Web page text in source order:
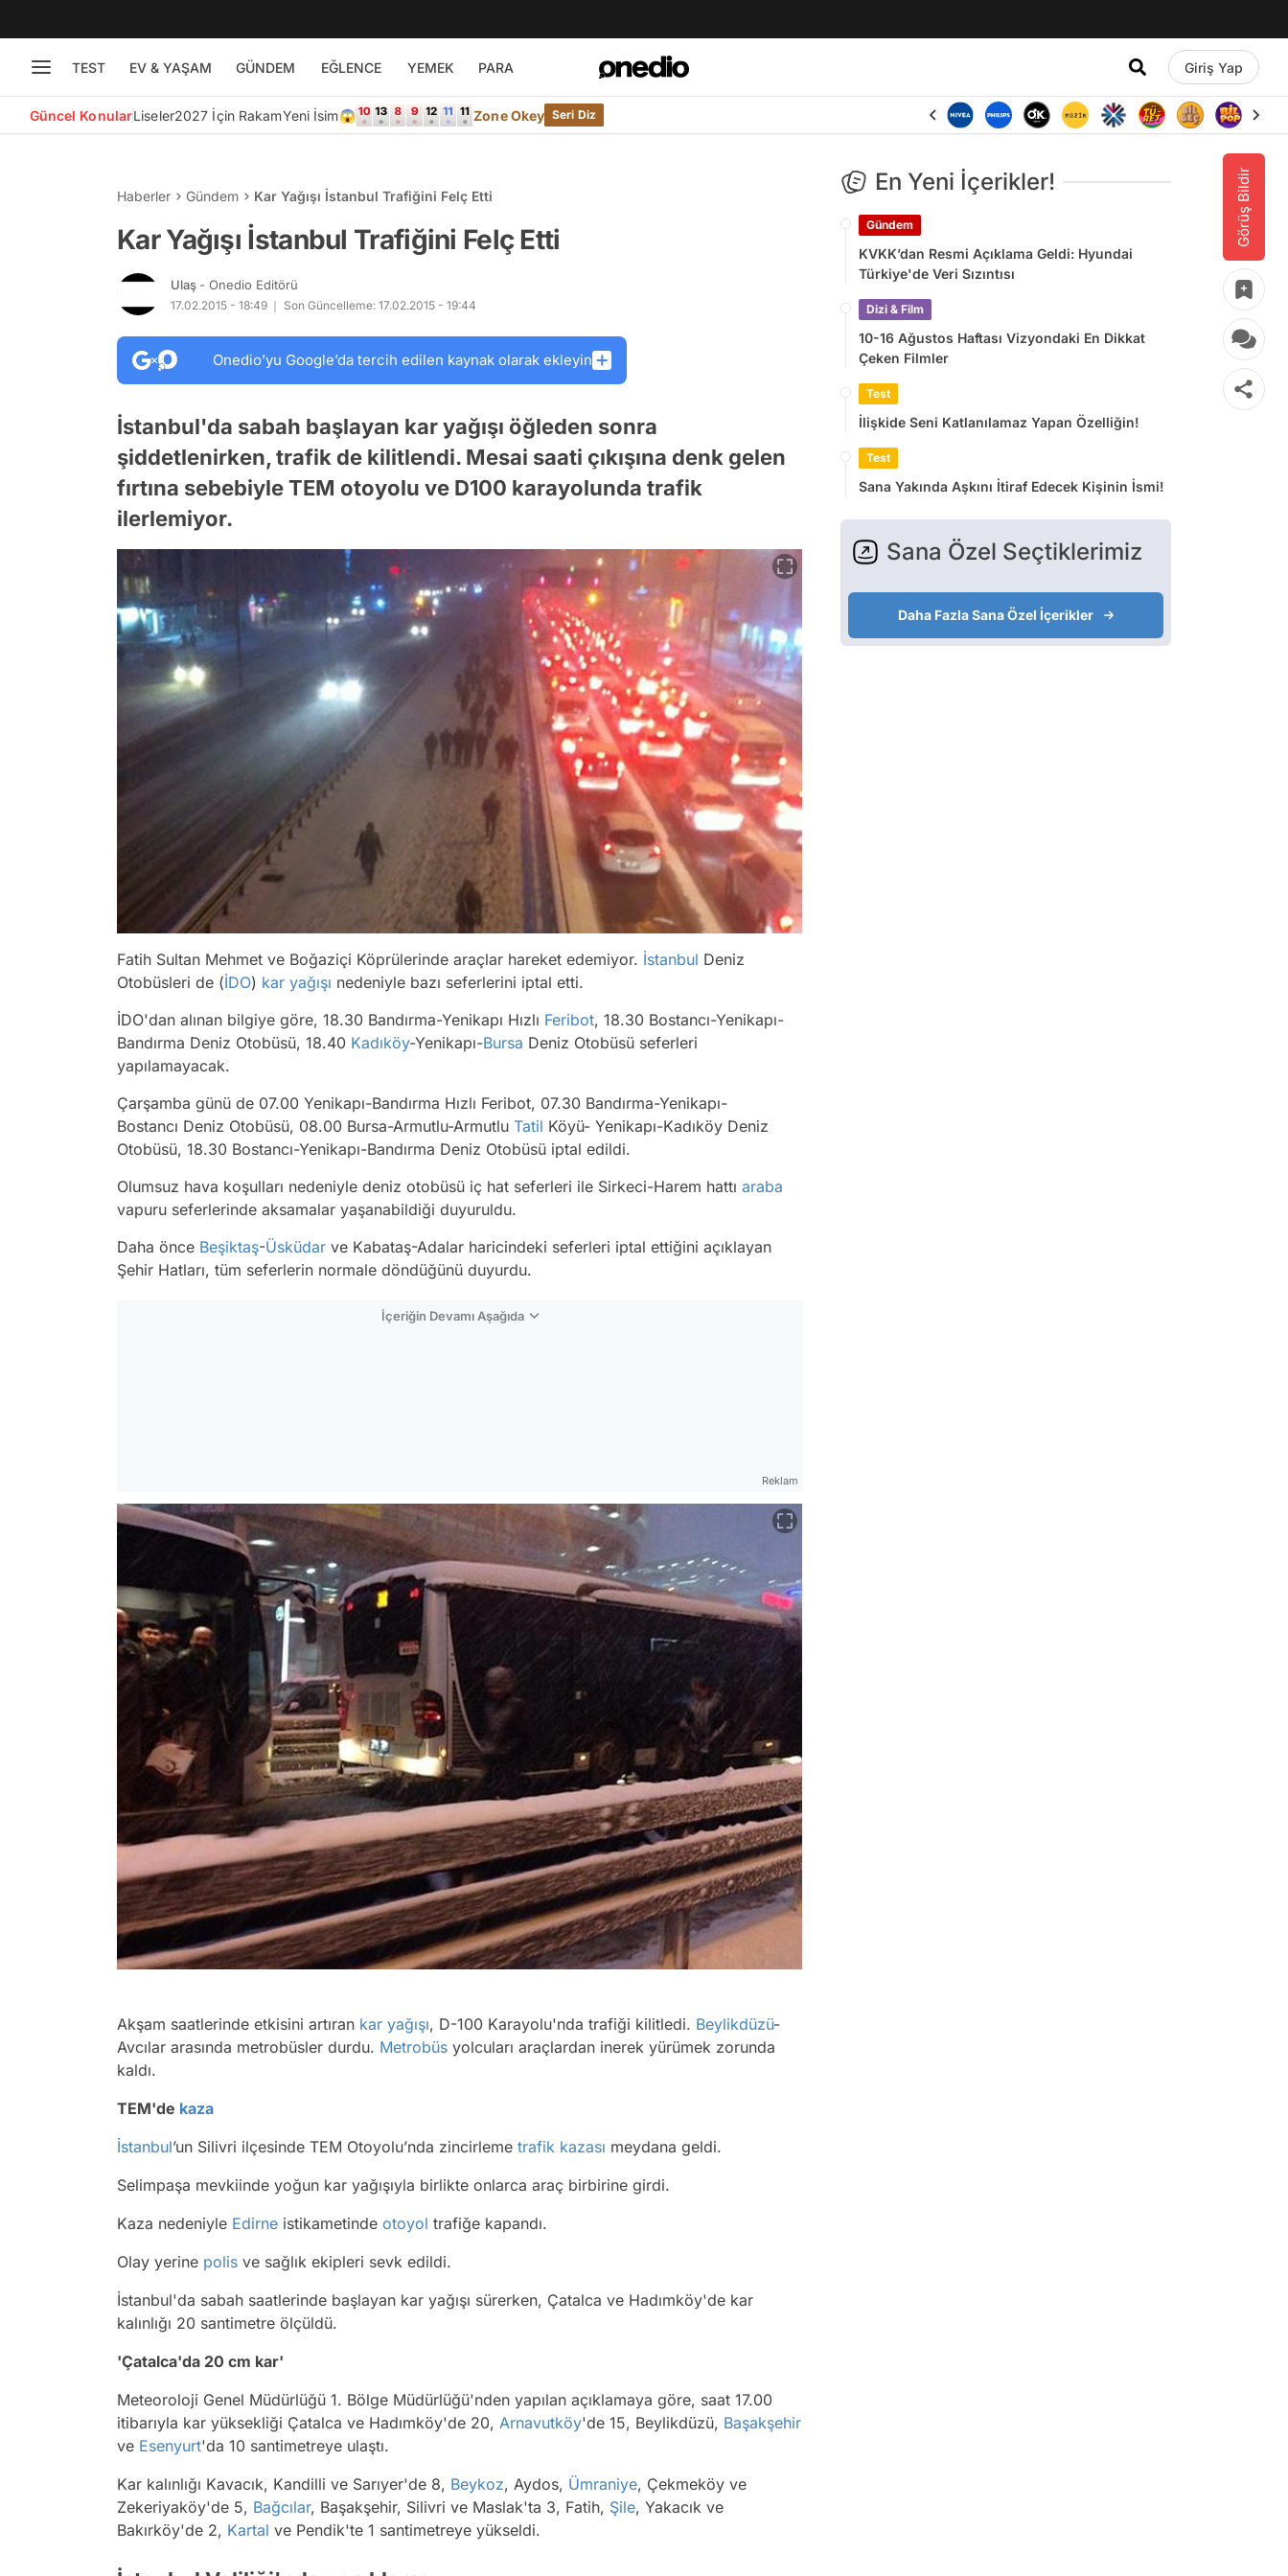
TEST EV & YAŞAM GÜNDEM EĞLENCE YEMEK PARA Giriş Yap
Güncel KonularLiseler2027 İçin RakamYeni İsim😱 Zone Okey Seri Diz
Görüş Bildir
Haberler Gündem Kar Yağışı İstanbul Trafiğini Felç Etti
Kar Yağışı İstanbul Trafiğini Felç Etti
Ulaş - Onedio Editörü
17.02.2015 - 18:49 Son Güncelleme: 17.02.2015 - 19:44
Onedio’yu Google’da tercih edilen kaynak olarak ekleyin
İstanbul'da sabah başlayan kar yağışı öğleden sonra
şiddetlenirken, trafik de kilitlendi. Mesai saati çıkışına denk gelen
fırtına sebebiyle TEM otoyolu ve D100 karayolunda trafik
ilerlemiyor.
Fatih Sultan Mehmet ve Boğaziçi Köprülerinde araçlar hareket edemiyor. İstanbul Deniz
Otobüsleri de (İDO) kar yağışı nedeniyle bazı seferlerini iptal etti.
İDO'dan alınan bilgiye göre, 18.30 Bandırma-Yenikapı Hızlı Feribot, 18.30 Bostancı-Yenikapı-
Bandırma Deniz Otobüsü, 18.40 Kadıköy-Yenikapı-Bursa Deniz Otobüsü seferleri
yapılamayacak.
Çarşamba günü de 07.00 Yenikapı-Bandırma Hızlı Feribot, 07.30 Bandırma-Yenikapı-
Bostancı Deniz Otobüsü, 08.00 Bursa-Armutlu-Armutlu Tatil Köyü- Yenikapı-Kadıköy Deniz
Otobüsü, 18.30 Bostancı-Yenikapı-Bandırma Deniz Otobüsü iptal edildi.
Olumsuz hava koşulları nedeniyle deniz otobüsü iç hat seferleri ile Sirkeci-Harem hattı araba
vapuru seferlerinde aksamalar yaşanabildiği duyuruldu.
Daha önce Beşiktaş-Üsküdar ve Kabataş-Adalar haricindeki seferleri iptal ettiğini açıklayan
Şehir Hatları, tüm seferlerin normale döndüğünü duyurdu.
İçeriğin Devamı Aşağıda
Reklam
Akşam saatlerinde etkisini artıran kar yağışı, D-100 Karayolu'nda trafiği kilitledi. Beylikdüzü-
Avcılar arasında metrobüsler durdu. Metrobüs yolcuları araçlardan inerek yürümek zorunda
kaldı.
TEM'de kaza
İstanbul’un Silivri ilçesinde TEM Otoyolu’nda zincirleme trafik kazası meydana geldi.
Selimpaşa mevkiinde yoğun kar yağışıyla birlikte onlarca araç birbirine girdi.
Kaza nedeniyle Edirne istikametinde otoyol trafiğe kapandı.
Olay yerine polis ve sağlık ekipleri sevk edildi.
İstanbul'da sabah saatlerinde başlayan kar yağışı sürerken, Çatalca ve Hadımköy'de kar
kalınlığı 20 santimetre ölçüldü.
'Çatalca'da 20 cm kar'
Meteoroloji Genel Müdürlüğü 1. Bölge Müdürlüğü'nden yapılan açıklamaya göre, saat 17.00
itibarıyla kar yüksekliği Çatalca ve Hadımköy'de 20, Arnavutköy'de 15, Beylikdüzü, Başakşehir
ve Esenyurt'da 10 santimetreye ulaştı.
Kar kalınlığı Kavacık, Kandilli ve Sarıyer'de 8, Beykoz, Aydos, Ümraniye, Çekmeköy ve
Zekeriyaköy'de 5, Bağcılar, Başakşehir, Silivri ve Maslak'ta 3, Fatih, Şile, Yakacık ve
Bakırköy'de 2, Kartal ve Pendik'te 1 santimetreye yükseldi.
En Yeni İçerikler!
Gündem
KVKK’dan Resmi Açıklama Geldi: Hyundai
Türkiye'de Veri Sızıntısı
Dizi & Film
10-16 Ağustos Haftası Vizyondaki En Dikkat
Çeken Filmler
Test
İlişkide Seni Katlanılamaz Yapan Özelliğin!
Test
Sana Yakında Aşkını İtiraf Edecek Kişinin İsmi!
Sana Özel Seçtiklerimiz
Daha Fazla Sana Özel İçerikler